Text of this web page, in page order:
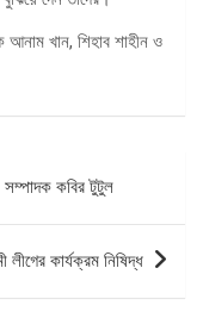
আনাম খান, শিহাব শাহীন ও
সম্পাদক কবির টুটুল
লীগের কার্যক্রম নিষিদ্ধ